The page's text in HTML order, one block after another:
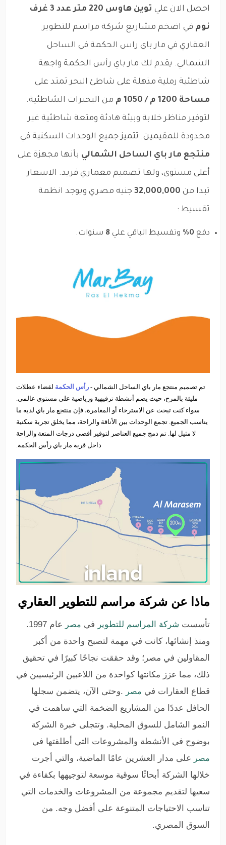
احصل الان علي
توين هاوس 220 متر عدد 3 غرف
نوم في اضخم مشاريع شركة مراسم للتطوير
العقاري في مار باي راس الحكمة في الساحل
الشمالي. يقدم لك مار باي رأس الحكمة واجهة
شاطئية رملية مذهلة على شاطئ البحر تمتد على
مساحة 1200 م / 1050 م
من البحيرات الشاطئية.
لتوفير مناظر خلابة وبيئة هادئة ومتعة شاطئية غير
محدودة للمقيمين. تتميز جميع الوحدات السكنية في
منتجع مار باي الساحل الشمالي بأنها مجهزة على
أعلى مستوى، ولها تصميم معماري فريد. الاسعار
تبدا من 32,000,000 جنيه مصري ويوجد انظمة
تقسيط :
دفع وتقسيط الباقي علي 8 سنوات.
تم تصميم منتجع مار باي الساحل الشمالي - رأس الحكمة لقضاء عطلات
مليئة بالمرح، حيث يضم أنشطة ترفيهية ورياضية على مستوى عالمي.
سواء كنت تبحث عن الاسترخاء أو المغامرة، فإن منتجع مار باي لديه ما
يناسب الجميع. تجمع الوحدات بين الأناقة والراحة، مما يخلق تجربة سكنية
لا مثيل لها. تم دمج جميع العناصر لتوفير أقصى درجات المتعة والراحة
داخل قرية مار باي رأس الحكمة.
ماذا عن شركة مراسم للتطوير العقاري
تأسست شركة المراسم للتطوير في مصر
عام 1997.
ومنذ إنشائها، كانت في مهمة لتصبح واحدة من أكبر
المقاولين في مصر؛ وقد حققت نجاحًا كبيرًا في تحقيق
ذلك، مما عزز مكانتها كواحدة من اللاعبين الرئيسيين في
قطاع العقارات في مصر .وحتى الآن، يتضمن سجلها
الحافل عددًا من المشاريع الضخمة التي ساهمت في
النمو الشامل للسوق المحلية. وتتجلى خبرة الشركة
بوضوح في الأنشطة والمشروعات التي أطلقتها في
مصر
على مدار العشرين عامًا الماضية، والتي أجرت
خلالها الشركة أبحاثًا سوقية موسعة لتوجيهها بكفاءة في
سعيها لتقديم مجموعة من المشروعات والخدمات التي
تناسب الاحتياجات المتنوعة على أفضل وجه. من
السوق المصري.